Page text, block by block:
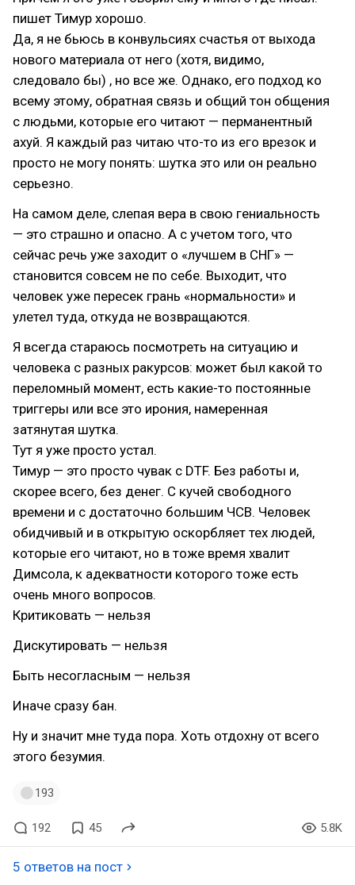
пишет Тимур хорошо.
Да, я не бьюсь в конвульсиях счастья от выхода
нового материала от него (хотя, видимо,
следовало бы) , но все же. Однако, его подход ко
всему этому, обратная связь и общий тон общения
с людьми, которые его читают — перманентный
ахуй. Я каждый раз читаю что-то из его врезок и
просто не могу понять: шутка это или он реально
серьезно.
На самом деле, слепая вера в свою гениальность
— это страшно и опасно. А с учетом того, что
сейчас речь уже заходит о «лучшем в СНГ» —
становится совсем не по себе. Выходит, что
человек уже пересек грань «нормальности» и
улетел туда, откуда не возвращаются.
Я всегда стараюсь посмотреть на ситуацию и
человека с разных ракурсов: может был какой то
переломный момент, есть какие-то постоянные
триггеры или все это ирония, намеренная
затянутая шутка.
Тут я уже просто устал.
Тимур — это просто чувак с DTF. Без работы и,
скорее всего, без денег. С кучей свободного
времени и с достаточно большим ЧСВ. Человек
обидчивый и в открытую оскорбляет тех людей,
которые его читают, но в тоже время хвалит
Димсола, к адекватности которого тоже есть
очень много вопросов.
Критиковать — нельзя
Дискутировать — нельзя
Быть несогласным — нельзя
Иначе сразу бан.
Ну и значит мне туда пора. Хоть отдохну от всего
этого безумия.
193
192 45 5.8K
5 ответов на пост